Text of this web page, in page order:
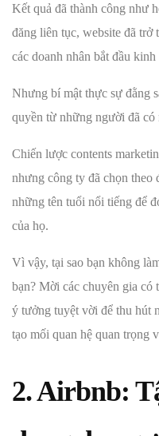
Kết quả đã thành công như
đăng liên tục, website đã trở
các doanh nhân bắt đầu
Nhưng bí mật thực sự đằng
quyền từ những người đã có
Chiến lược contents
nhưng công ty đã chọn theo
những tên tuổi nổi tiếng để
của họ.
Vì vậy, tại sao bạn không
bạn? Mời các chuyên gia có
ý tưởng tuyệt vời để thu hút
tạo mối quan hệ quan trọng
2. Airbnb: